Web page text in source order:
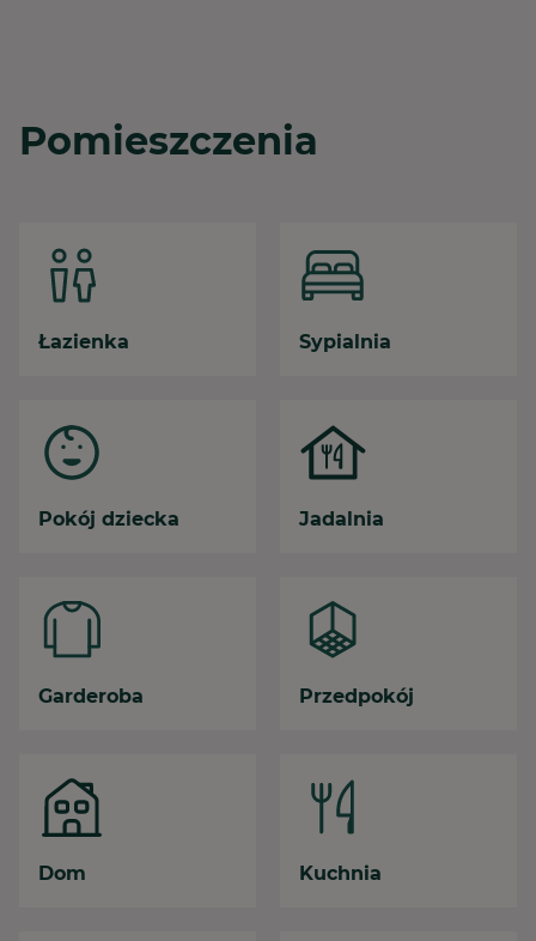
Pomieszczenia
Łazienka Sypialnia
Pokój dziecka Jadalnia
Garderoba Przedpokój
Dom Kuchnia